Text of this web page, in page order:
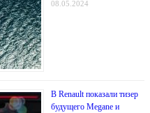
08.05.2024
В Renault показали тизер
будущего Megane и